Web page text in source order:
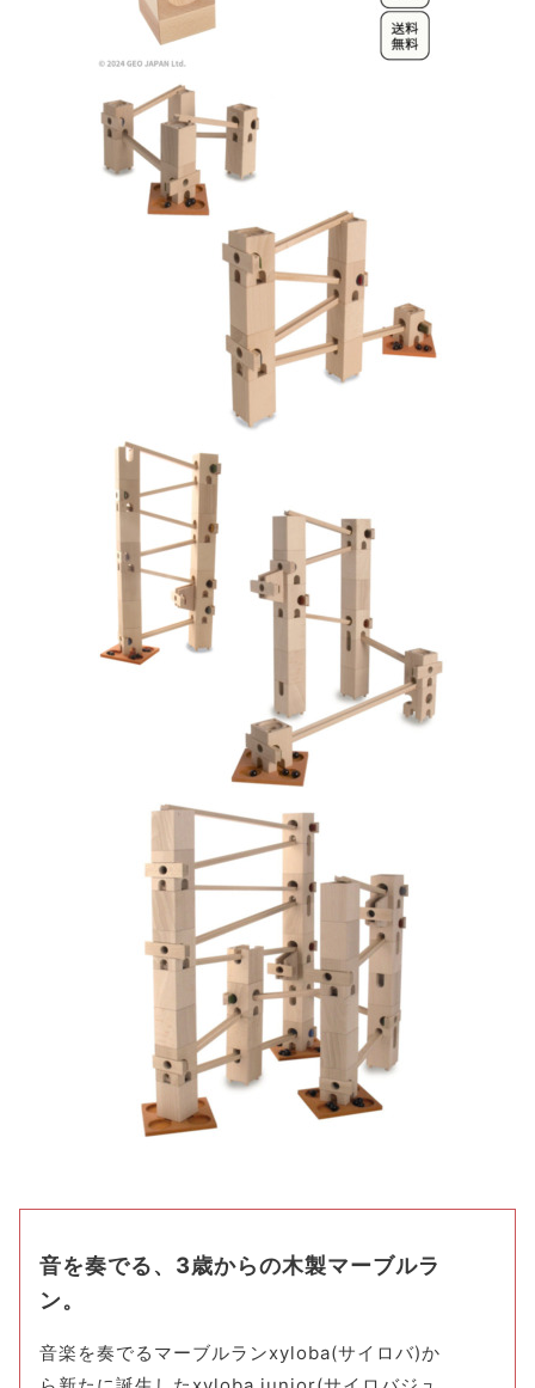
音を奏でる、3歳からの木製マーブルラ
ン。
音楽を奏でるマーブルランxyloba(サイロバ)か